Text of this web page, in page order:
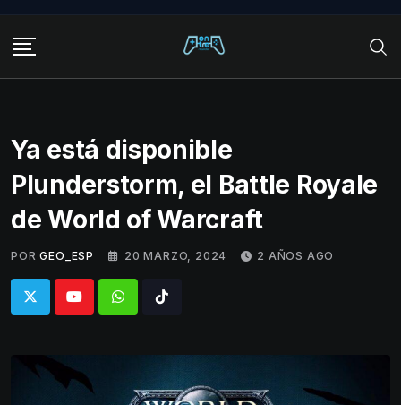
content
Ya está disponible
Plunderstorm, el Battle Royale
de World of Warcraft
POR GEO_ESP 20 MARZO, 2024 2 AÑOS AGO
WhatsappTiktok